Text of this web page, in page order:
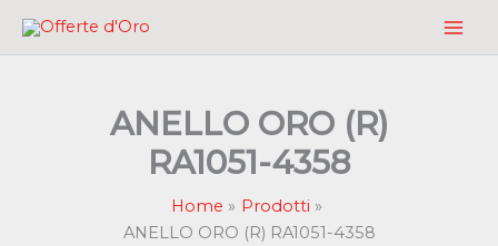
ANELLO ORO (R)
RA1051-4358
Home
Prodotti
ANELLO ORO (R) RA1051-4358